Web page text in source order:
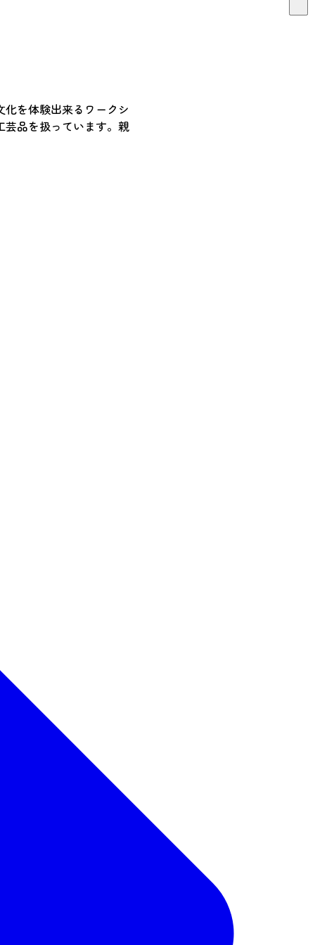
を体験出来るワークシ
芸品を扱っています。親